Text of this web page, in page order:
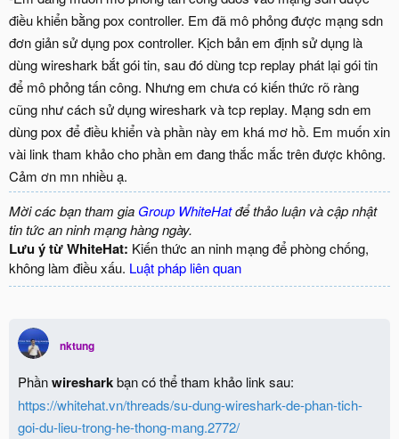
điều khiển bằng pox controller. Em đã mô phỏng được mạng sdn
đơn giản sử dụng pox controller. Kịch bản em định sử dụng là
dùng wireshark bắt gói tin, sau đó dùng tcp replay phát lại gói tin
để mô phỏng tấn công. Nhưng em chưa có kiến thức rõ ràng
cũng như cách sử dụng wireshark và tcp replay. Mạng sdn em
dùng pox để điều khiển và phần này em khá mơ hồ. Em muốn xin
vài link tham khảo cho phần em đang thắc mắc trên được không.
Cảm ơn mn nhiều ạ.
Mời các bạn tham gia Group WhiteHatđể thảo luận và cập nhật
tin tức an ninh mạng hàng ngày.
Lưu ý từ WhiteHat: Kiến thức an ninh mạng để phòng chống,
không làm điều xấu. Luật pháp liên quan
nktung
Phầnwiresharkbạn có thể tham khảo link sau:
https://whitehat.vn/threads/su-dung-wireshark-de-phan-tich-
goi-du-lieu-trong-he-thong-mang.2772/